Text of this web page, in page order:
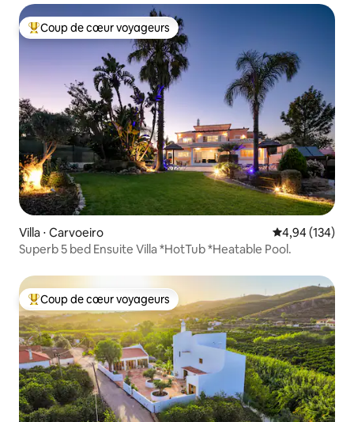
Coups de cœur voyageurs les plus appréciés
Coup de cœur voyageurs
Villa ⋅ Carvoeiro Évaluation
4,94 (134)
Superb 5 bed Ensuite Villa *HotTub *Heatable Pool.
Coups de cœur voyageurs les plus appréciés
Coup de cœur voyageurs